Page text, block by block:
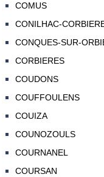
COMUS
CONILHAC-
CONQUES-SUR-
CORBIERES
COUDONS
COUFFOULENS
COUIZA
COUNOZOULS
COURNANEL
COURSAN